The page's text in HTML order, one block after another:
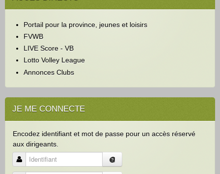
Portail pour la province, jeunes et loisirs
FVWB
LIVE Score - VB
Lotto Volley League
Annonces Clubs
JE ME CONNECTE
Encodez identifiant et mot de passe pour un accès réservé
aux dirigeants.
Identifiant